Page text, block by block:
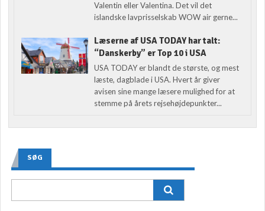
Valentin eller Valentina. Det vil det
islandske lavprisselskab WOW air gerne...
Læserne af USA TODAY har talt:
“Danskerby” er Top 10 i USA
USA TODAY er blandt de største, og mest
læste, dagblade i USA. Hvert år giver
avisen sine mange læsere mulighed for at
stemme på årets rejsehøjdepunkter...
SØG